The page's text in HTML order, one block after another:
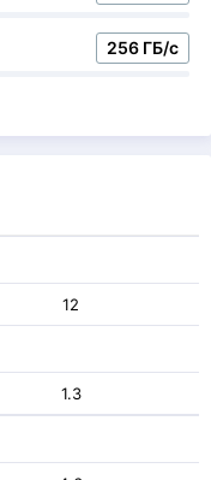
256 ГБ/с
12
1.3